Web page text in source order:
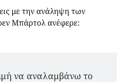
με την ανάληψη των
Μπάρτολ ανέφερε:
να αναλαμβάνω το